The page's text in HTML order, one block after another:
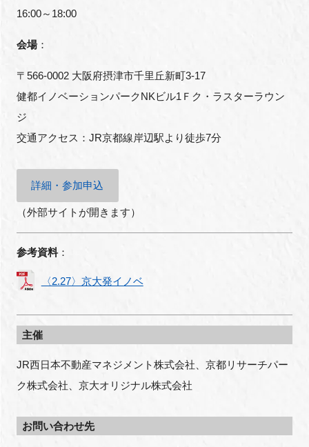
16:00～18:00
会場：
〒566-0002 大阪府摂津市千里丘新町3-17
健都イノベーションパークNKビル1Ｆク・ラスターラウン
ジ
交通アクセス：JR京都線岸辺駅より徒歩7分
詳細・参加申込
（外部サイトが開きます）
参考資料：
〈2.27〉京大発イノベ
主催
JR西日本不動産マネジメント株式会社、京都リサーチパー
ク株式会社、京大オリジナル株式会社
お問い合わせ先